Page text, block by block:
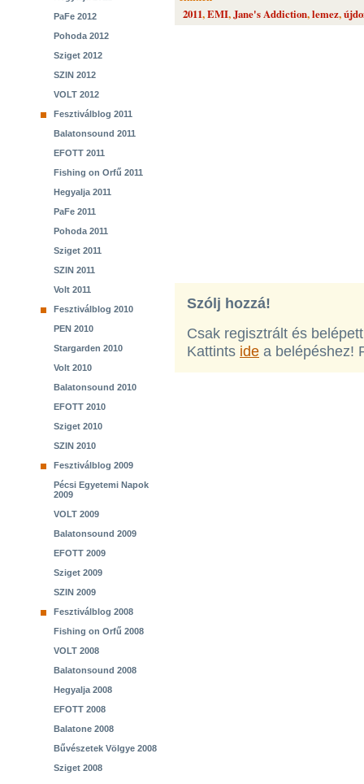
PaFe 2012
Pohoda 2012
Sziget 2012
SZIN 2012
VOLT 2012
Fesztiválblog 2011
Balatonsound 2011
EFOTT 2011
Fishing on Orfű 2011
Hegyalja 2011
PaFe 2011
Pohoda 2011
Sziget 2011
SZIN 2011
Volt 2011
Fesztiválblog 2010
PEN 2010
Stargarden 2010
Volt 2010
Balatonsound 2010
EFOTT 2010
Sziget 2010
SZIN 2010
Fesztiválblog 2009
Pécsi Egyetemi Napok
2009
VOLT 2009
Balatonsound 2009
EFOTT 2009
Sziget 2009
SZIN 2009
Fesztiválblog 2008
Fishing on Orfű 2008
VOLT 2008
Balatonsound 2008
Hegyalja 2008
EFOTT 2008
Balatone 2008
Bűvészetek Völgye 2008
Sziget 2008
2011,EMI,Jane's Addiction,lemez,
Szólj hozzá!
Csak regisztrált és
Kattints ide a belépéshez!